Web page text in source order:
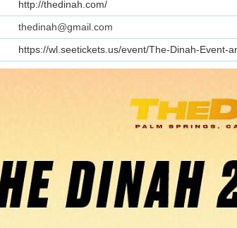
http://thedinah.com/
thedinah@gmail.com
https://wl.seetickets.us/event/The-Dinah-Event-